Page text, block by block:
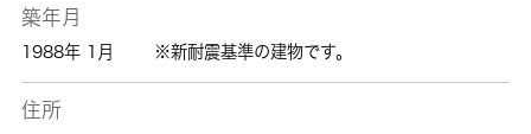
築年月
1988年 1月 ※新耐震基準の建物です。
住所